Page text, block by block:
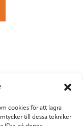
cookies för att lagra
till dessa tekniker